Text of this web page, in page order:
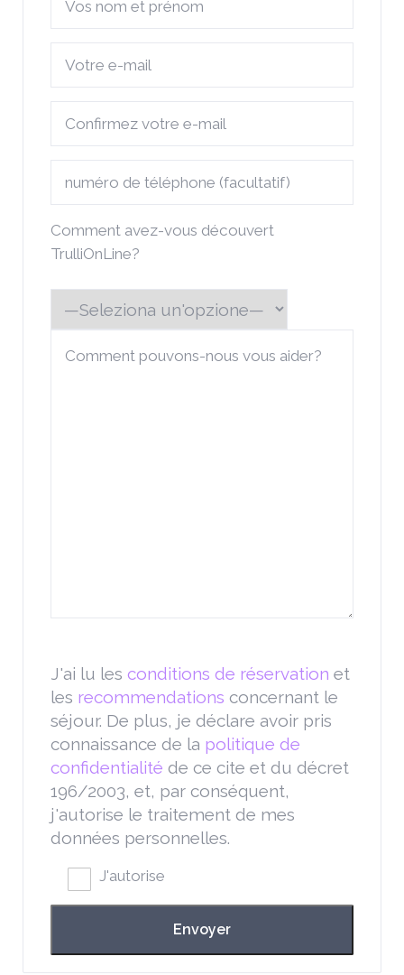
Comment avez-vous découvert
TrulliOnLine?
J'ai lu les conditions de réservation et
les recommendations concernant le
séjour. De plus, je déclare avoir pris
connaissance de la politique de
confidentialité de ce cite et du décret
196/2003, et, par conséquent,
j'autorise le traitement de mes
données personnelles.
J'autorise